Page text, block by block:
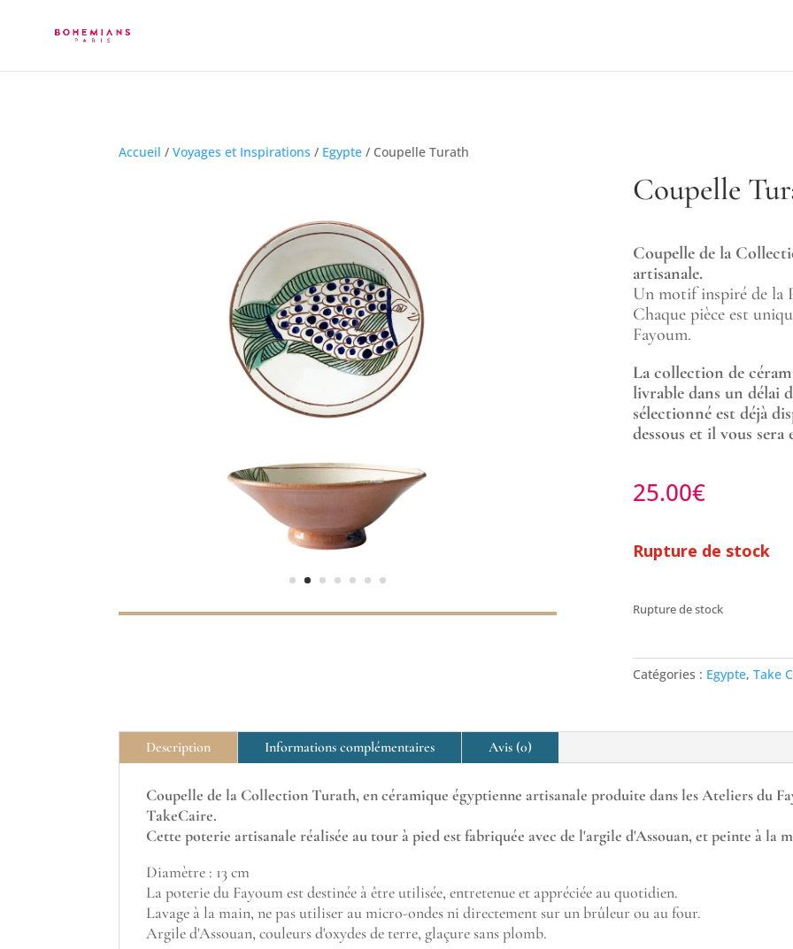
Accueil /Voyages et Inspirations / Egypte / Coupelle Turath
Coupelle
Coupelle de la
artisanale.
Un motif inspiré de la
Chaque pièce est
Fayoum.
La collection de
livrable dans un délai
sélectionné est déjà
dessous et il vous
25.00€
Rupture de stock
Rupture de stock
Catégories : Egypte, Take
Description Informations complémentaires Avis (0)
Coupelle de la Collection Turath, en céramique égyptienne artisanale produite dans les Ateliers du
TakeCaire.
Cette poterie artisanale réalisée au tour à pied est fabriquée avec de l'argile d'Assouan, et peinte à la
Diamètre : 13 cm
La poterie du Fayoum est destinée à être utilisée, entretenue et appréciée au quotidien.
Lavage à la main, ne pas utiliser au micro-ondes ni directement sur un brûleur ou au four.
Argile d'Assouan, couleurs d'oxydes de terre, glaçure sans plomb.